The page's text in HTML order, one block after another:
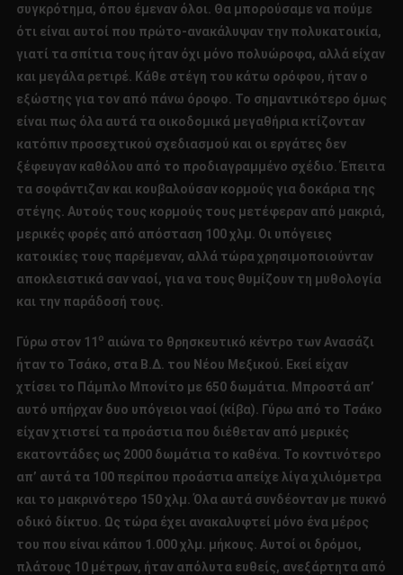
συγκρότημα, όπου έμεναν όλοι. Θα μπορούσαμε να πούμε
ότι είναι αυτοί που πρώτο-ανακάλυψαν την πολυκατοικία,
γιατί τα σπίτια τους ήταν όχι μόνο πολυώροφα, αλλά είχαν
και μεγάλα ρετιρέ. Κάθε στέγη του κάτω ορόφου, ήταν ο
εξώστης για τον από πάνω όροφο. Το σημαντικότερο όμως
είναι πως όλα αυτά τα οικοδομικά μεγαθήρια κτίζονταν
κατόπιν προσεχτικού σχεδιασμού και οι εργάτες δεν
ξέφευγαν καθόλου από το προδιαγραμμένο σχέδιο. Έπειτα
τα σοφάντιζαν και κουβαλούσαν κορμούς για δοκάρια της
στέγης. Αυτούς τους κορμούς τους μετέφεραν από μακριά,
μερικές φορές από απόσταση 100 χλμ. Οι υπόγειες
κατοικίες τους παρέμεναν, αλλά τώρα χρησιμοποιούνταν
αποκλειστικά σαν ναοί, για να τους θυμίζουν τη μυθολογία
και την παράδοσή τους.
Γύρω στον 11 ο αιώνα το θρησκευτικό κέντρο των Ανασάζι
ήταν το Τσάκο, στα Β.Δ. του Νέου Μεξικού. Εκεί είχαν
χτίσει το Πάμπλο Μπονίτο με 650 δωμάτια. Μπροστά απ’
αυτό υπήρχαν δυο υπόγειοι ναοί (κίβα). Γύρω από το Τσάκο
είχαν χτιστεί τα προάστια που διέθεταν από μερικές
εκατοντάδες ως 2000 δωμάτια το καθένα. Το κοντινότερο
απ’ αυτά τα 100 περίπου προάστια απείχε λίγα χιλιόμετρα
και το μακρινότερο 150 χλμ. Όλα αυτά συνδέονταν με πυκνό
οδικό δίκτυο. Ως τώρα έχει ανακαλυφτεί μόνο ένα μέρος
του που είναι κάπου 1.000 χλμ. μήκους. Αυτοί οι δρόμοι,
πλάτους 10 μέτρων, ήταν απόλυτα ευθείς, ανεξάρτητα από